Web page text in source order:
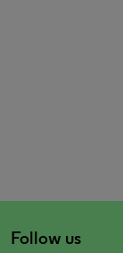
Follow us